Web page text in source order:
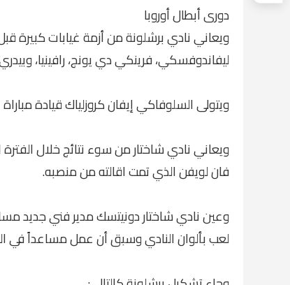
دورى أبطال أوروبا
ويعاني نادي برشلونة من أزمة غيابات كبيرة
ليفاندوفسكي، فرينكي دي يونج، رافينيا،
ويتولى السلوفاكي إيفان كروزلياك قيادة
ويعاني نادي شاختار من سوء نتائج خلال الفترة
فان لويفن الذي تمت اقالته من منصبه.
وعين نادي شاختار دونيتسك مدير فني جديد
لعب بألوان النادي وسبق أن عمل مساعداً في